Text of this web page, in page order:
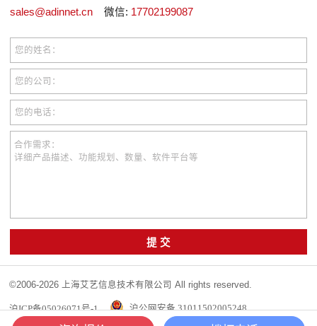
sales@adinnet.cn 微信: 17702199087
您的姓名：
您的公司：
您的电话：
合作需求：
详细产品描述、功能规划、数量、软件平台等
提 交
©2006-2026 上海艾艺信息技术有限公司 All rights reserved.
沪ICP备05026071号-1 沪公网安备 31011502005248